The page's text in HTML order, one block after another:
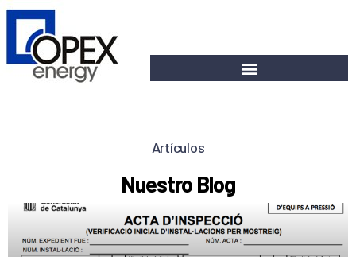
Artículos
Nuestro Blog